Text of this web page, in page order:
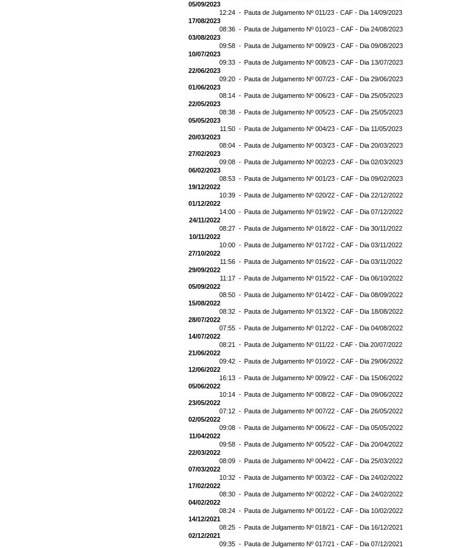
05/09/2023
12:24 - Pauta de Julgamento Nº 011/23 - CAF - Dia 14/09/2023
17/08/2023
08:36 - Pauta de Julgamento Nº 010/23 - CAF - Dia 24/08/2023
03/08/2023
09:58 - Pauta de Julgamento Nº 009/23 - CAF - Dia 09/08/2023
10/07/2023
09:33 - Pauta de Julgamento Nº 008/23 - CAF - Dia 13/07/2023
22/06/2023
09:20 - Pauta de Julgamento Nº 007/23 - CAF - Dia 29/06/2023
01/06/2023
08:14 - Pauta de Julgamento Nº 006/23 - CAF - Dia 25/05/2023
22/05/2023
08:38 - Pauta de Julgamento Nº 005/23 - CAF - Dia 25/05/2023
05/05/2023
11:50 - Pauta de Julgamento Nº 004/23 - CAF - Dia 11/05/2023
20/03/2023
08:04 - Pauta de Julgamento Nº 003/23 - CAF - Dia 20/03/2023
27/02/2023
09:08 - Pauta de Julgamento Nº 002/23 - CAF - Dia 02/03/2023
06/02/2023
08:53 - Pauta de Julgamento Nº 001/23 - CAF - Dia 09/02/2023
19/12/2022
10:39 - Pauta de Julgamento Nº 020/22 - CAF - Dia 22/12/2022
01/12/2022
14:00 - Pauta de Julgamento Nº 019/22 - CAF - Dia 07/12/2022
24/11/2022
08:27 - Pauta de Julgamento Nº 018/22 - CAF - Dia 30/11/2022
10/11/2022
10:00 - Pauta de Julgamento Nº 017/22 - CAF - Dia 03/11/2022
27/10/2022
11:56 - Pauta de Julgamento Nº 016/22 - CAF - Dia 03/11/2022
29/09/2022
11:17 - Pauta de Julgamento Nº 015/22 - CAF - Dia 06/10/2022
05/09/2022
08:50 - Pauta de Julgamento Nº 014/22 - CAF - Dia 08/09/2022
15/08/2022
08:32 - Pauta de Julgamento Nº 013/22 - CAF - Dia 18/08/2022
28/07/2022
07:55 - Pauta de Julgamento Nº 012/22 - CAF - Dia 04/08/2022
14/07/2022
08:21 - Pauta de Julgamento Nº 011/22 - CAF - Dia 20/07/2022
21/06/2022
09:42 - Pauta de Julgamento Nº 010/22 - CAF - Dia 29/06/2022
12/06/2022
16:13 - Pauta de Julgamento Nº 009/22 - CAF - Dia 15/06/2022
05/06/2022
10:14 - Pauta de Julgamento Nº 008/22 - CAF - Dia 09/06/2022
23/05/2022
07:12 - Pauta de Julgamento Nº 007/22 - CAF - Dia 26/05/2022
02/05/2022
09:08 - Pauta de Julgamento Nº 006/22 - CAF - Dia 05/05/2022
11/04/2022
09:58 - Pauta de Julgamento Nº 005/22 - CAF - Dia 20/04/2022
22/03/2022
08:09 - Pauta de Julgamento Nº 004/22 - CAF - Dia 25/03/2022
07/03/2022
10:32 - Pauta de Julgamento Nº 003/22 - CAF - Dia 24/02/2022
17/02/2022
08:30 - Pauta de Julgamento Nº 002/22 - CAF - Dia 24/02/2022
04/02/2022
08:24 - Pauta de Julgamento Nº 001/22 - CAF - Dia 10/02/2022
14/12/2021
08:25 - Pauta de Julgamento Nº 018/21 - CAF - Dia 16/12/2021
02/12/2021
09:35 - Pauta de Julgamento Nº 017/21 - CAF - Dia 07/12/2021